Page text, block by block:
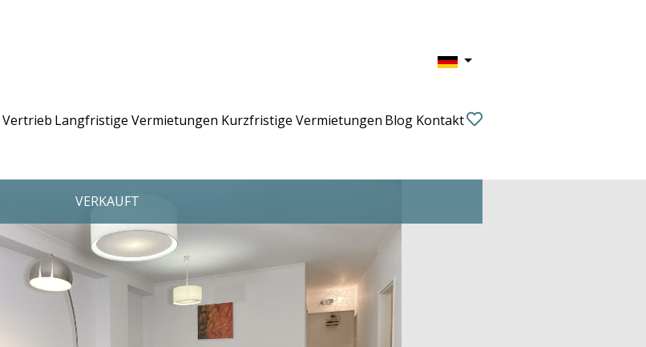
Vertrieb Langfristige Vermietungen Kurzfristige Vermietungen Blog Kontakt
VERKAUFT